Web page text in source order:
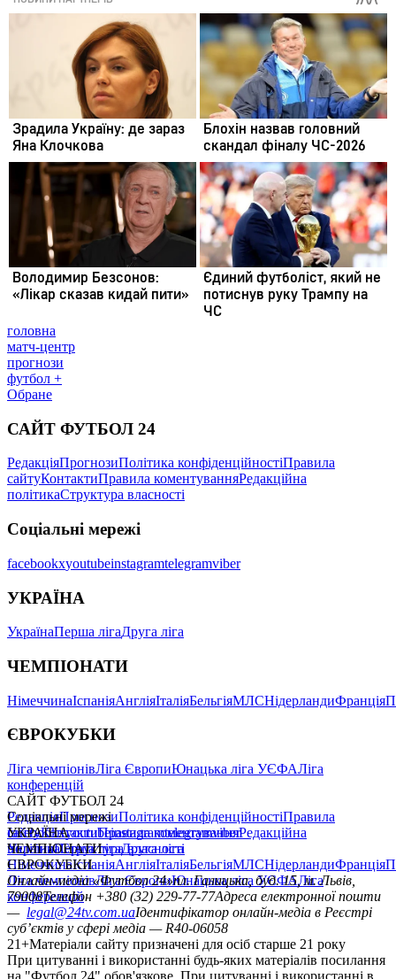
головна
матч-центр
прогнози
футбол +
Обране
САЙТ ФУТБОЛ 24
РедакціяПрогнозиПолітика конфіденційностіПравила
сайтуКонтактиПравила коментуванняРедакційна
політикаСтруктура власності
Соціальні мережі
facebookxyoutubeinstagramtelegramviber
УКРАЇНА
УкраїнаПерша лігаДруга ліга
ЧЕМПІОНАТИ
НімеччинаІспаніяАнгліяІталіяБельгіяМЛСНідерландиФранція
ЄВРОКУБКИ
Ліга чемпіонівЛіга ЄвропиЮнацька ліга УЄФАЛіга
конференцій
САЙТ ФУТБОЛ 24
РедакціяПрогнозиПолітика конфіденційностіПравила
сайтуКонтактиПравила коментуванняРедакційна
політикаСтруктура власності
Соціальні мережі
facebookxyoutubeinstagramtelegramviber
УКРАЇНА
УкраїнаПерша лігаДруга ліга
ЧЕМПІОНАТИ
НімеччинаІспаніяАнгліяІталіяБельгіяМЛСНідерландиФранція
ЄВРОКУБКИ
Ліга чемпіонівЛіга ЄвропиЮнацька ліга УЄФАЛіга
конференцій
Онлайн-медіа «Футбол 24»пл. Галицька, буд. 15, м. Львів,
79008Телефон +380 (32) 229-77-77Адреса електронної пошти
— legal@24tv.com.uaІдентифікатор онлайн-медіа в Реєстрі
суб’єктів у сфері медіа — R40-06058
21+Матеріали сайту призначені для осіб старше 21 року
При цитуванні і використанні будь-яких матеріалів посилання